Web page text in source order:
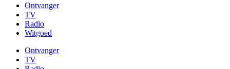
Ontvanger
TV
Radio
Witgoed
Ontvanger
TV